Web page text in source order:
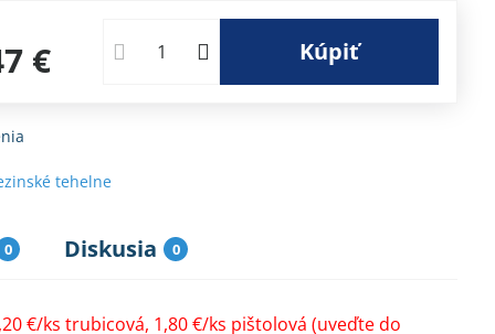
€ Kúpiť
tehelne
0 Diskusia 0
€/ks trubicová, 1,80 €/ks pištolová (uveďte do